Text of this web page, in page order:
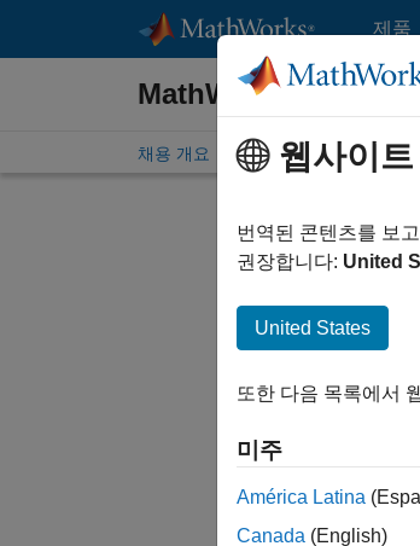
콘텐츠로 바로 가기
제품
MathWorks 채용 정
채용 개요 채용 공고 검색 지사 위
웹사이
번역된 콘텐츠를 보
권장합니다: United
United States
또한 다음 목록에서
미주
América Latina
Canada (English)